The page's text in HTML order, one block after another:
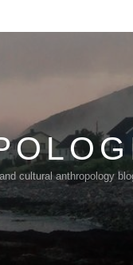
cultural anthropology